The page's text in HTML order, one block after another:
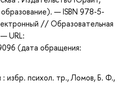
— ISBN 978-5-
// Образовательная
URL:
(дата обращения:
избр. психол. тр., Ломов, Б. Ф.,